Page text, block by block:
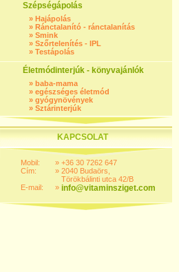
Szépségápolás
» Hajápolás
» Ránctalanító - ránctalanítás
» Smink
» Szőrtelenítés - IPL
» Testápolás
Életmódinterjúk - könyvajánlók
» baba-mama
» egészséges életmód
» gyógynövények
» Sztárinterjúk
KAPCSOLAT
Mobil:
Cím:
E-mail:
»
»
»
+36 30 7262 647
2040 Budaörs,
Törökbálinti utca 42/B
info@vitaminsziget.com